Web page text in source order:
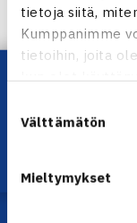
tietoja siitä,
Kumppanimme
tietoihin, joita
valinta
Välttämätön
Mieltymykset
← Edellinen
Seuraava
Jakartassa… →
Lataa OmaTennis!